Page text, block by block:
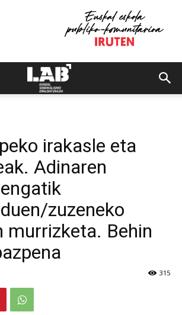
irakasle eta
Adinaren
zuzeneko
murrizketa. Behin
315